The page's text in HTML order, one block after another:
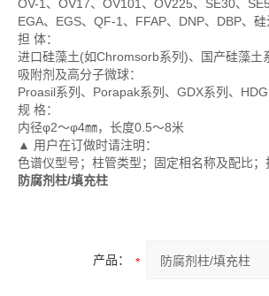
OV-1、OV17、OV101、OV225、SE30、
EGA、EGS、QF-1、FFAP、DNP、DBP、
担 体：
进口硅藻土(如Chromsorb系列)、国产硅藻土
吸附剂及高分子微球：
Proasil系列、Porapak系列、GDX系列、
规 格：
内径φ2～φ4㎜，长度0.5～8米
▲ 用户在订做时请注明：
色谱仪型号；柱管类型；固定相名称及配比
防腐剂柱/填充柱
产品：